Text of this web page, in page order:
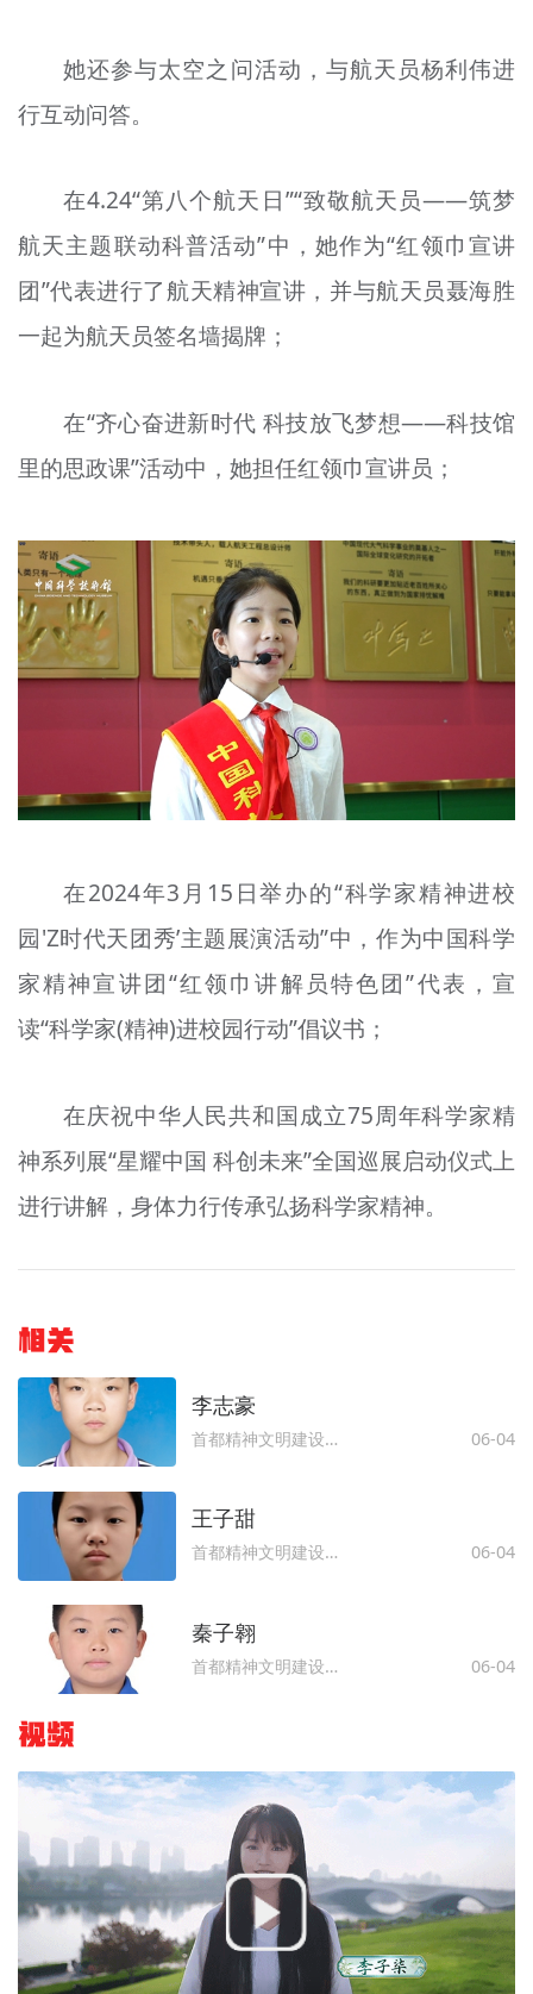
她还参与太空之问活动，与航天员杨利伟进
行互动问答。
在4.24“第八个航天日”“致敬航天员——筑梦
航天主题联动科普活动”中，她作为“红领巾宣讲
团”代表进行了航天精神宣讲，并与航天员聂海胜
一起为航天员签名墙揭牌；
在“齐心奋进新时代 科技放飞梦想——科技馆
里的思政课”活动中，她担任红领巾宣讲员；
在2024年3月15日举办的“科学家精神进校
园'Z时代天团秀’主题展演活动”中，作为中国科学
家精神宣讲团“红领巾讲解员特色团”代表，宣
读“科学家(精神)进校园行动”倡议书；
在庆祝中华人民共和国成立75周年科学家精
神系列展“星耀中国 科创未来”全国巡展启动仪式上
进行讲解，身体力行传承弘扬科学家精神。
相关
李志豪
首都精神文明建设委员会办公室 06-04
王子甜
首都精神文明建设委员会办公室 06-04
秦子翱
首都精神文明建设委员会办公室 06-04
视频